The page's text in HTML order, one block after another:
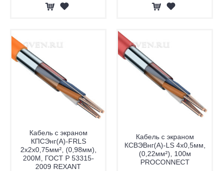
Кабель с экраном
КПСЭнг(А)-FRLS
2x2x0,75мм², (0,98мм),
200М, ГОСТ Р 53315-
2009 REXANT
Кабель с экраном
КСВЭВнг(А)-LS 4х0,5мм,
(0,22мм²), 100м
PROCONNECT